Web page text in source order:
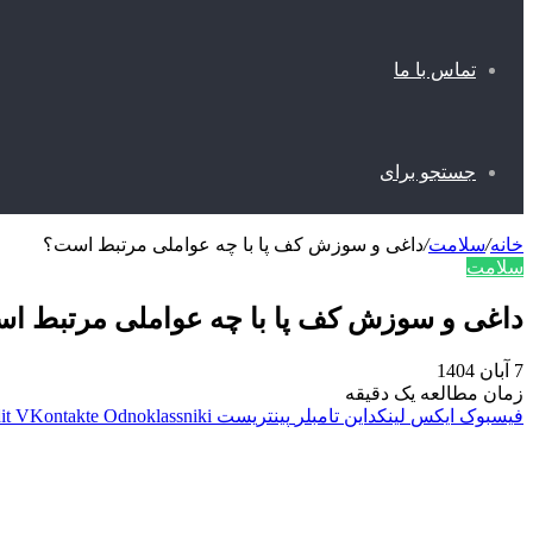
تماس با ما
جستجو برای
خانه/سلامت/داغی و سوزش کف پا با چه عواملی مرتبط است؟
سلامت
داغی و سوزش کف پا با چه عواملی مرتبط
7 آبان 1404
زمان مطالعه یک دقیقه
فیسبوک ایکس لینکداین تامبلر پینتریست VKontakte Odnoklassniki